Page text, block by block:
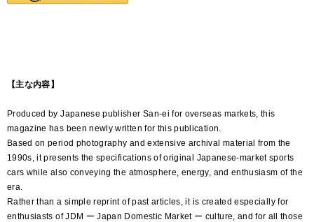
【主な内容】
Produced by Japanese publisher San-ei for overseas markets, this
magazine has been newly written for this publication.
Based on period photography and extensive archival material from the
1990s, it presents the specifications of original Japanese-market sports
cars while also conveying the atmosphere, energy, and enthusiasm of the
era.
Rather than a simple reprint of past articles, it is created especially for
enthusiasts of JDM ー Japan Domestic Market ー culture, and for all those